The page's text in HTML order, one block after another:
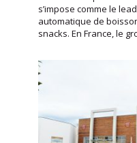
s’impose comme le
automatique de
snacks. En France, le